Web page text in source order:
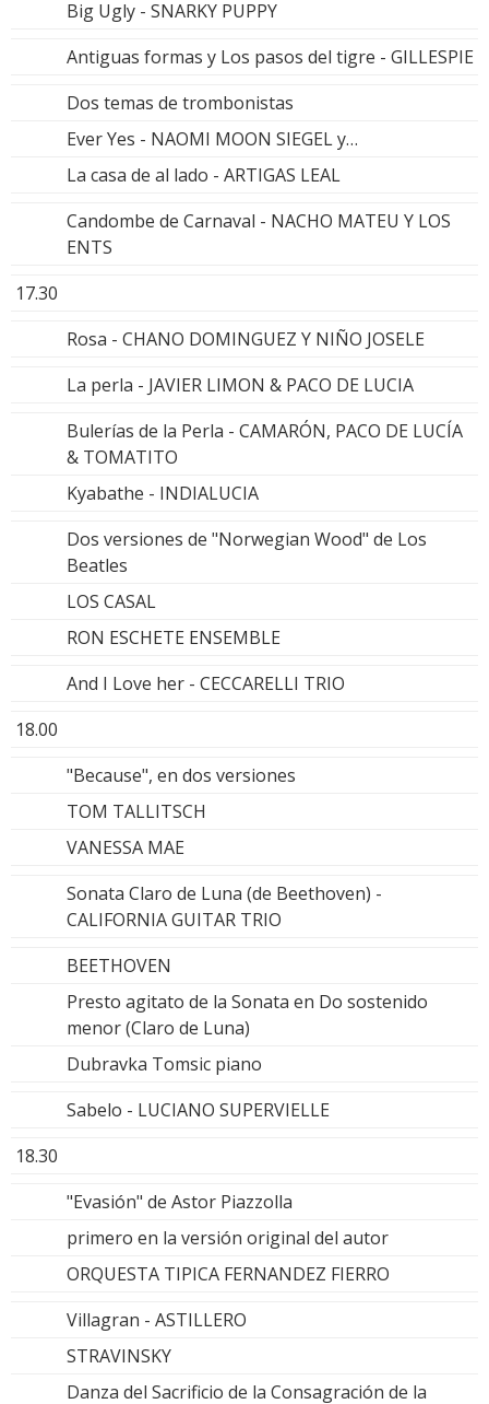
Big Ugly - SNARKY PUPPY
Antiguas formas y Los pasos del tigre - GILLESPIE
Dos temas de trombonistas
Ever Yes - NAOMI MOON SIEGEL y…
La casa de al lado - ARTIGAS LEAL
Candombe de Carnaval - NACHO MATEU Y LOS
ENTS
17.30
Rosa - CHANO DOMINGUEZ Y NIÑO JOSELE
La perla - JAVIER LIMON & PACO DE LUCIA
Bulerías de la Perla - CAMARÓN, PACO DE LUCÍA
& TOMATITO
Kyabathe - INDIALUCIA
Dos versiones de "Norwegian Wood" de Los
Beatles
LOS CASAL
RON ESCHETE ENSEMBLE
And I Love her - CECCARELLI TRIO
18.00
"Because", en dos versiones
TOM TALLITSCH
VANESSA MAE
Sonata Claro de Luna (de Beethoven) -
CALIFORNIA GUITAR TRIO
BEETHOVEN
Presto agitato de la Sonata en Do sostenido
menor (Claro de Luna)
Dubravka Tomsic piano
Sabelo - LUCIANO SUPERVIELLE
18.30
"Evasión" de Astor Piazzolla
primero en la versión original del autor
ORQUESTA TIPICA FERNANDEZ FIERRO
Villagran - ASTILLERO
STRAVINSKY
Danza del Sacrificio de la Consagración de la